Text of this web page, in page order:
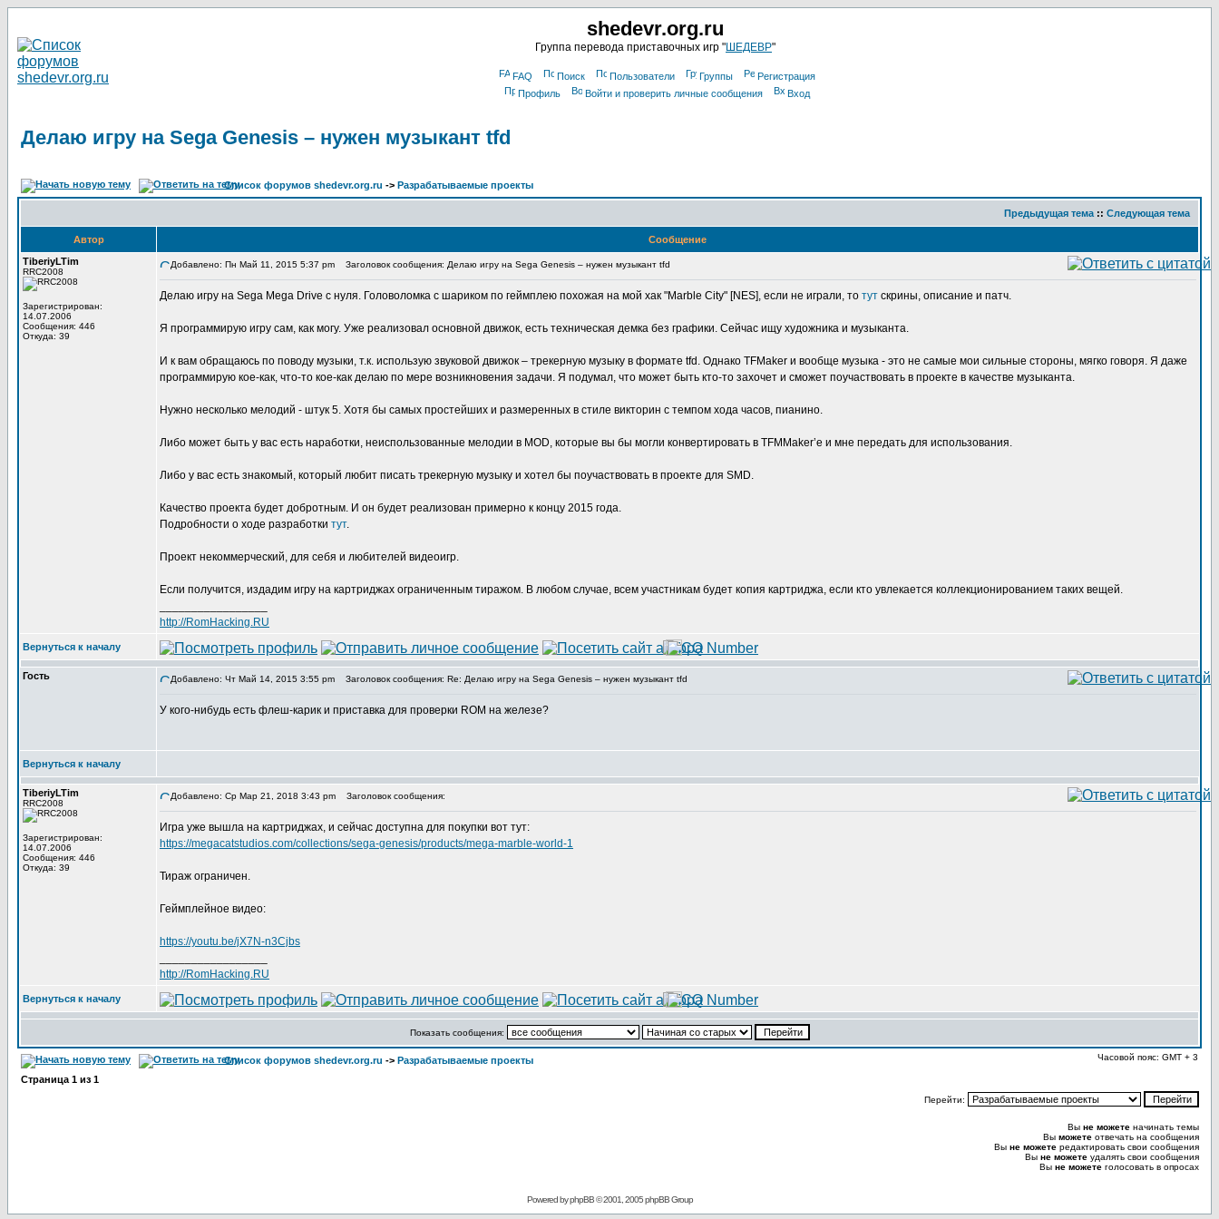
shedevr.org.ru
Группа перевода приставочных игр "ШЕДЕВР"
FAQ Поиск Пользователи Группы
Регистрация
Профиль
Войти и проверить личные сообщения Вход
Делаю игру на Sega Genesis – нужен музыкант tfd
Список форумов shedevr.org.ru -> Разрабатываемые проекты
Предыдущая тема :: Следующая тема
Автор
Сообщение
TiberiyLTim
RRC2008
Зарегистрирован:
14.07.2006
Сообщения: 446
Откуда: 39
Добавлено: Пн Май 11, 2015 5:37 pm Заголовок сообщения: Делаю игру на Sega Genesis – нужен музыкант tfd
Делаю игру на Sega Mega Drive с нуля. Головоломка с шариком по геймплею похожая на мой хак "Marble City" [NES], если не играли, то тут скрины, описание и патч.
Я программирую игру сам, как могу. Уже реализовал основной движок, есть техническая демка без графики. Сейчас ищу художника и музыканта.
И к вам обращаюсь по поводу музыки, т.к. использую звуковой движок – трекерную музыку в формате tfd. Однако TFMaker и вообще музыка - это не самые мои сильные стороны, мягко говоря. Я даже
программирую кое-как, что-то кое-как делаю по мере возникновения задачи. Я подумал, что может быть кто-то захочет и сможет поучаствовать в проекте в качестве музыканта.
Нужно несколько мелодий - штук 5. Хотя бы самых простейших и размеренных в стиле викторин с темпом хода часов, пианино.
Либо может быть у вас есть наработки, неиспользованные мелодии в MOD, которые вы бы могли конвертировать в TFMMaker’е и мне передать для использования.
Либо у вас есть знакомый, который любит писать трекерную музыку и хотел бы поучаствовать в проекте для SMD.
Качество проекта будет добротным. И он будет реализован примерно к концу 2015 года.
Подробности о ходе разработки тут.
Проект некоммерческий, для себя и любителей видеоигр.
Если получится, издадим игру на картриджах ограниченным тиражом. В любом случае, всем участникам будет копия картриджа, если кто увлекается коллекционированием таких вещей.
http://RomHacking.RU
Вернуться к началу
Гость Добавлено: Чт Май 14, 2015 3:55 pm Заголовок сообщения: Re: Делаю игру на Sega Genesis – нужен музыкант tfd
У кого-нибудь есть флеш-карик и приставка для проверки ROM на железе?
Вернуться к началу
TiberiyLTim
RRC2008
Зарегистрирован:
14.07.2006
Сообщения: 446
Откуда: 39
Добавлено: Ср Мар 21, 2018 3:43 pm Заголовок сообщения:
Игра уже вышла на картриджах, и сейчас доступна для покупки вот тут:
https://megacatstudios.com/collections/sega-genesis/products/mega-marble-world-1
Тираж ограничен.
Геймплейное видео:
https://youtu.be/jX7N-n3Cjbs
http://RomHacking.RU
Вернуться к началу
Показать сообщения:
Список форумов shedevr.org.ru -> Разрабатываемые проекты Часовой пояс: GMT + 3
Страница 1 из 1
Перейти:
Вы не можете начинать темы
Вы можете отвечать на сообщения
Вы не можете редактировать свои сообщения
Вы не можете удалять свои сообщения
Вы не можете голосовать в опросах
Powered byphpBB© 2001, 2005 phpBB Group